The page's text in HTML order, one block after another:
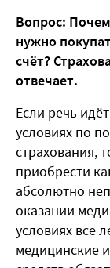
Вопрос:
нужно
счёт?
отвечает.
Если речь
условиях по
страхования,
приобрести
абсолютно
оказании
условиях все
медицинские